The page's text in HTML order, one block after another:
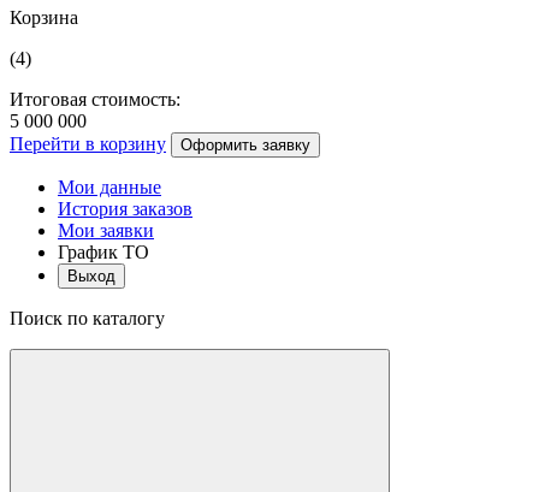
Корзина
(4)
Итоговая стоимость:
5 000 000
Перейти в корзину
Оформить заявку
Мои данные
История заказов
Мои заявки
График ТО
Выход
Поиск по каталогу